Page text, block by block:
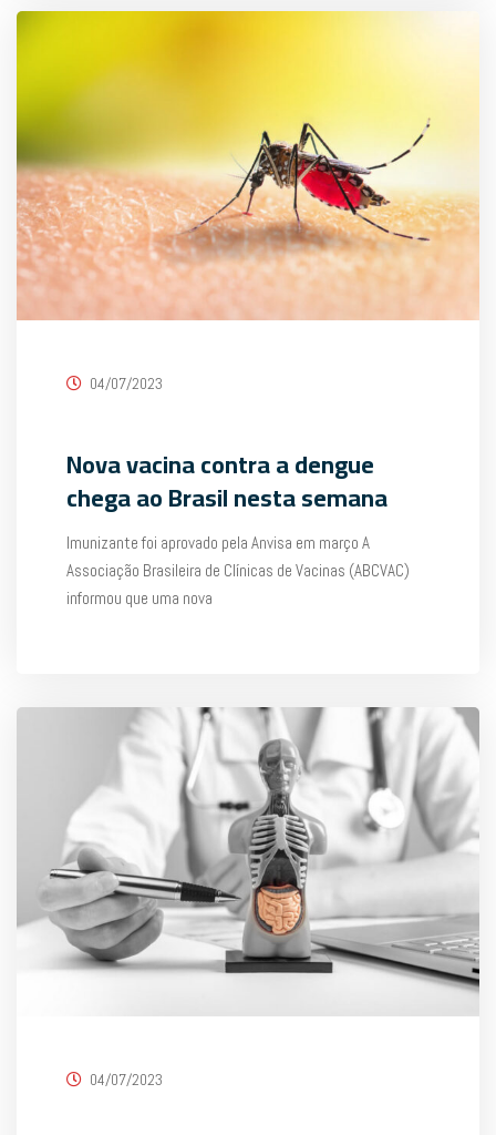
04/07/2023
Nova vacina contra a dengue
chega ao Brasil nesta semana
Imunizante foi aprovado pela Anvisa em março A
Associação Brasileira de Clínicas de Vacinas (ABCVAC)
informou que uma nova
04/07/2023